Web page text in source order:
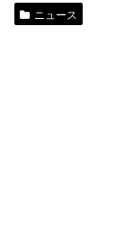
ニュース